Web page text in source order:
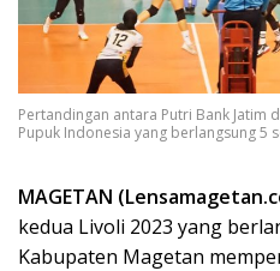
Pertandingan antara Putri Bank Jatim
Pupuk Indonesia yang berlangsung 5
MAGETAN
kedua Livoli 2023 yang
Kabupaten Magetan